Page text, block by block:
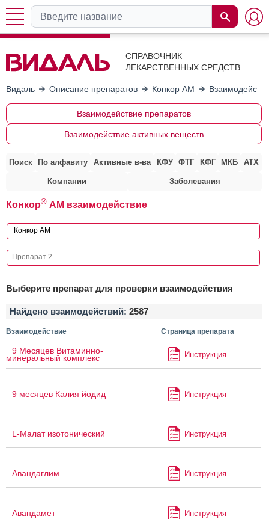
СПРАВОЧНИК
ЛЕКАРСТВЕННЫХ СРЕДСТВ
Видаль Описание препаратов Конкор АМ
Взаимодействие препаратов
Взаимодействие активных веществ
Поиск По алфавиту Активные в-ва КФУ ФТГ КФГ МКБ АТХ
Компании Заболевания
Конкор® АМ взаимодействие
Выберите препарат для проверки взаимодействия
Найдено взаимодействий: 2587
Взаимодействие Страница препарата
9 Месяцев Витаминно-
минеральный комплекс Инструкция
9 месяцев Калия йодид Инструкция
L-Малат изотонический Инструкция
Авандаглим Инструкция
Авандамет Инструкция